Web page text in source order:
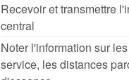
Recevoir et transmettre
central
Noter l'information sur
service, les distances